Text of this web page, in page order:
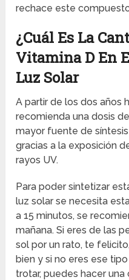
rechace este
¿Cuál Es La
Vitamina D En
Luz Solar
A partir de los dos años
recomienda una dosis
mayor fuente de
gracias a la exposición
rayos UV.
Para poder sintetizar
luz solar se necesita
a 15 minutos, se
mañana. Si eres de las
sol por un rato, te
bien y si no eres ese
trotar, puedes hacer